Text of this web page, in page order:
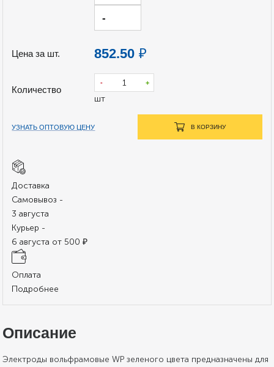
-
Цена за шт. 852.50 ₽
Количество
- +
шт
УЗНАТЬ ОПТОВУЮ ЦЕНУ В КОРЗИНУ
Доставка
Самовывоз -
3 августа
Курьер -
6 августа от 500 ₽
Оплата
Подробнее
Описание
Электроды вольфрамовые WP зеленого цвета предназначены для